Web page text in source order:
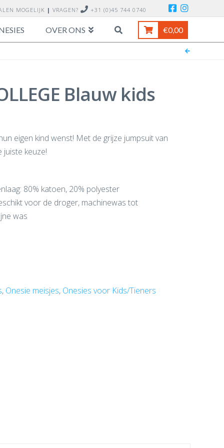
MOGELIJK | VRAGEN? +31 (0)45 744 0740
OVER ONS €0,00
Blauw kids
eigen kind wenst! Met de grijze jumpsuit van
juiste keuze!
80% katoen, 20% polyester
voor de droger, machinewas tot
was
, Onesie meisjes, Onesies voor Kids/Tieners